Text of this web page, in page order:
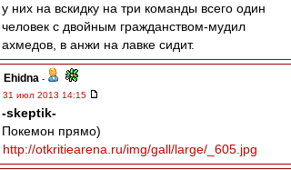
у них на вскидку на три команды всего один
человек с двойным гражданством-мудил
ахмедов, в анжи на лавке сидит.
Ehidna -
31 июл 2013 14:15
-skeptik-
Покемон прямо)
http://otkritiearena.ru/img/gall/large/_605.jpg